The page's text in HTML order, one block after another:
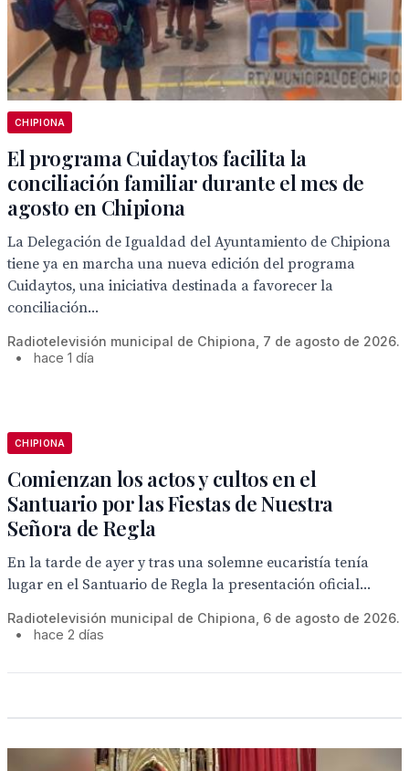
CHIPIONA
El programa Cuidaytos facilita la
conciliación familiar durante el mes de
agosto en Chipiona
La Delegación de Igualdad del Ayuntamiento de Chipiona
tiene ya en marcha una nueva edición del programa
Cuidaytos, una iniciativa destinada a favorecer la
conciliación...
Radiotelevisión municipal de Chipiona, 7 de agosto de 2026.
•
hace 1 día
CHIPIONA
Comienzan los actos y cultos en el
Santuario por las Fiestas de Nuestra
Señora de Regla
En la tarde de ayer y tras una solemne eucaristía tenía
lugar en el Santuario de Regla la presentación oficial...
Radiotelevisión municipal de Chipiona, 6 de agosto de 2026.
•
hace 2 días